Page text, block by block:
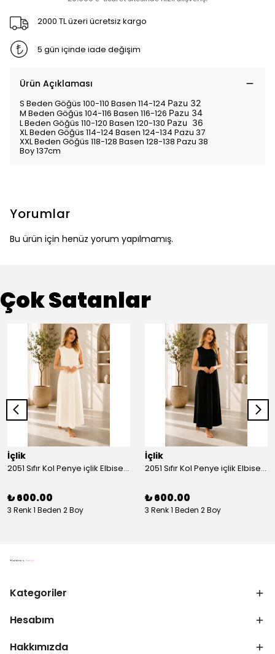
2000 TL üzeri ücretsiz kargo
5 gün içinde iade değişim
Ürün Açıklaması
S Beden Göğüs 100-110 Basen 114-124 Pazu 32
M Beden Göğüs 104-116 Basen 116-126 Pazu 34
L Beden Göğüs 110-120 Basen 120-130 Pazu 36
XL Beden Göğüs 114-124 Basen 124-134 Pazu 37
XXL Beden Göğüs 118-128 Basen 128-138 Pazu 38
Boy 137cm
Yorumlar
Bu ürün için henüz yorum yapılmamış.
Çok Satanlar
İçlik
2051 Sıfır Kol Penye içlik Elbise - Ekru
₺ 600.00
3 Renk 1 Beden 2 Boy
İçlik
2051 Sıfır Kol Penye içlik Elbise - Siyah
₺ 600.00
3 Renk 1 Beden 2 Boy
Kategoriler
Hesabım
Hakkımızda